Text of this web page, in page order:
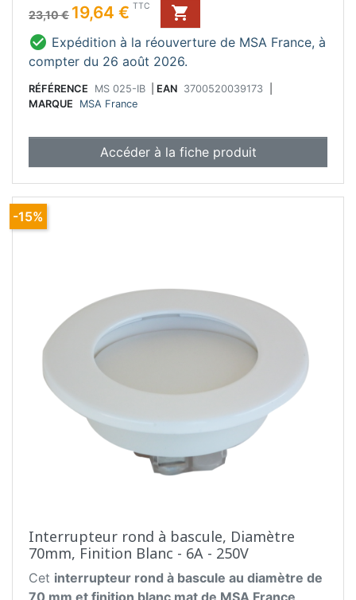
Prix de base
23,10 €
Prix 19,64 € TTC

 Expédition à la réouverture de MSA France, à
compter du 26 août 2026.
RÉFÉRENCE MS 025-IB EAN 3700520039173
MARQUE
MSA France
Accéder à la fiche produit
Interrupteur rond à bascule, Diamètre
70mm, Finition Blanc - 6A - 250V
Cet interrupteur rond à bascule au diamètre de
-15%